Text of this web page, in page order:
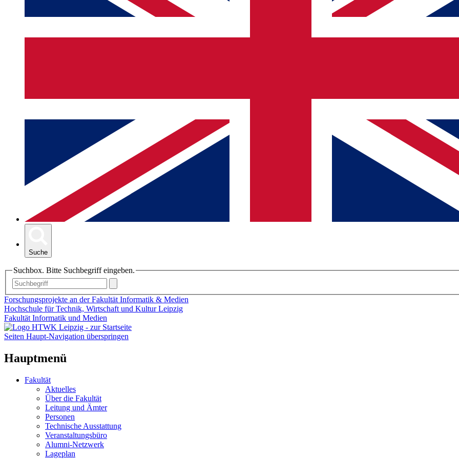
Suche
Suchbox. Bitte Suchbegriff eingeben.
Forschungsprojekte an der Fakultät Informatik & Medien
Hochschule für Technik, Wirtschaft und Kultur Leipzig
Fakultät Informatik und Medien
Seiten Haupt-Navigation überspringen
Hauptmenü
Fakultät
Aktuelles
Über die Fakultät
Leitung und Ämter
Personen
Technische Ausstattung
Veranstaltungsbüro
Alumni-Netzwerk
Lageplan